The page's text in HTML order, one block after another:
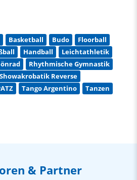
Basketball Budo
Floorball
Handball
Leichtathletik
Rhythmische Gymnastik
Showakrobatik Reverse
Tango Argentino
Tanzen
& Partner